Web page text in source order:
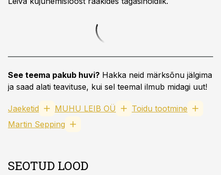
See teema pakub huvi? Hakka neid märksõnu jälgima
ja saad alati teavituse, kui sel teemal ilmub midagi uut!
Jaeketid MUHU LEIB OÜ
Toidu tootmine
Martin Sepping
SEOTUD LOOD